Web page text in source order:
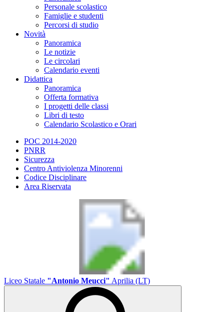
Personale scolastico
Famiglie e studenti
Percorsi di studio
Novità
Panoramica
Le notizie
Le circolari
Calendario eventi
Didattica
Panoramica
Offerta formativa
I progetti delle classi
Libri di testo
Calendario Scolastico e Orari
POC 2014-2020
PNRR
Sicurezza
Centro Antiviolenza Minorenni
Codice Disciplinare
Area Riservata
Liceo Statale "Antonio Meucci" Aprilia (LT)